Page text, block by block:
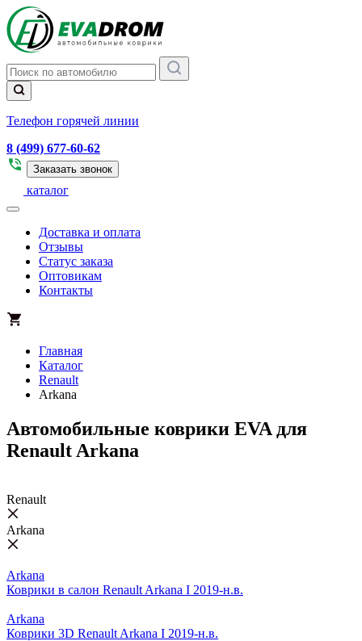
Телефон горячей линии
8 (499) 677-60-62
Заказать звонок
каталог
Доставка и оплата
Отзывы
Статус заказа
Оптовикам
Контакты
Главная
Каталог
Renault
Arkana
Автомобильные коврики EVA для
Renault Arkana
Renault
Arkana
Arkana
Коврики в салон Renault Arkana I 2019-н.в.
Arkana
Коврики 3D Renault Arkana I 2019-н.в.